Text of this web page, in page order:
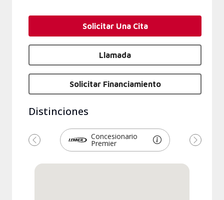
Solicitar Una Cita
Llamada
Solicitar Financiamiento
Distinciones
Concesionario
Premier
Anterior